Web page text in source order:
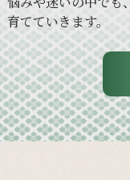
育てていきます。